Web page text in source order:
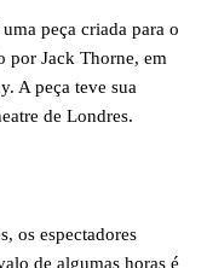
uma peça criada para o
por Jack Thorne, em
A peça teve sua
de Londres.
os espectadores
de algumas horas é